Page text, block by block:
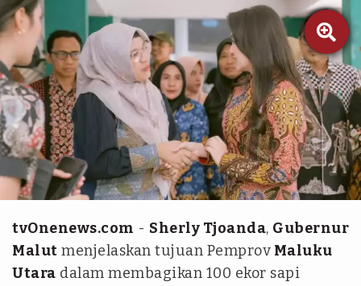

Instagram @s_tjo
tvOnenews.com - Sherly Tjoanda, Gubernur
Malut menjelaskan tujuan Pemprov Maluku
Utara dalam membagikan 100 ekor sapi